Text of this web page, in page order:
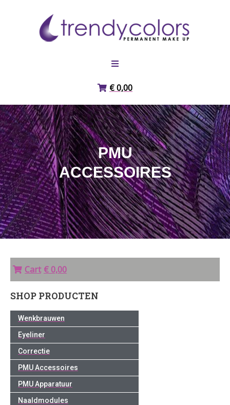
PIGMENTEN
OVER ONS
WEBSHOP
€ 0,00
PMU
ACCESSOIRES
Cart € 0,00
SHOP PRODUCTEN
Wenkbrauwen
Eyeliner
Correctie
PMU Accessoires
PMU Apparatuur
Naaldmodules